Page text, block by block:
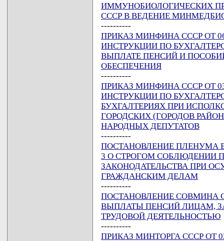
ИММУНОБИОЛОГИЧЕСКИХ
СССР В ВЕДЕНИЕ
----------
ПРИКАЗ МИНФИНА СССР ОТ
ИНСТРУКЦИИ ПО
ВЫПЛАТЕ ПЕНСИЙ И
ОБЕСПЕЧЕНИЯ
----------
ПРИКАЗ МИНФИНА СССР ОТ
ИНСТРУКЦИИ ПО
БУХГАЛТЕРИЯХ ПРИ
ГОРОДСКИХ (ГОРОДОВ
НАРОДНЫХ ДЕПУТАТОВ
----------
ПОСТАНОВЛЕНИЕ ПЛЕНУМА
3 О СТРОГОМ СОБЛЮДЕНИИ
ЗАКОНОДАТЕЛЬСТВА ПРИ
ГРАЖДАНСКИМ ДЕЛАМ
----------
ПОСТАНОВЛЕНИЕ СОВМИНА
ВЫПЛАТЫ ПЕНСИЙ ЛИЦАМ,
ТРУДОВОЙ ДЕЯТЕЛЬНОСТЬЮ
----------
ПРИКАЗ МИНТОРГА СССР ОТ